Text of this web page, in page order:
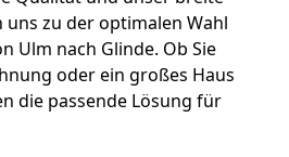
uns zu der optimalen Wahl
Ulm nach Glinde. Ob Sie
oder ein großes Haus
die passende Lösung für